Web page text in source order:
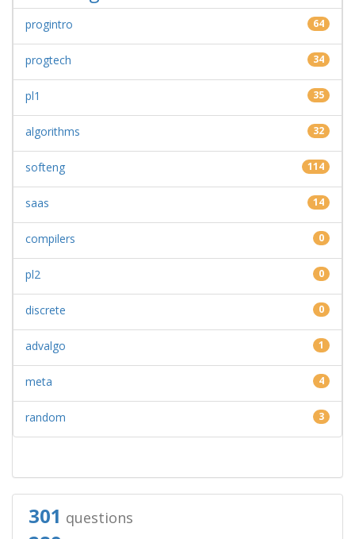
progintro 64
progtech 34
pl1 35
algorithms 32
softeng 114
saas 14
compilers 0
pl2 0
discrete 0
advalgo 1
meta 4
random 3
301 questions